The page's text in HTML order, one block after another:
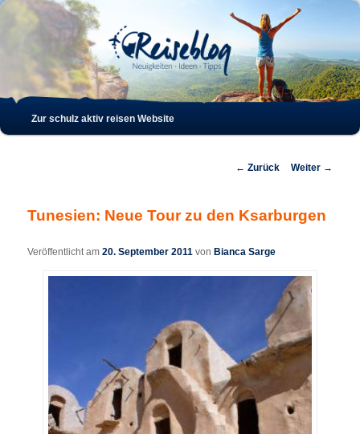
Hauptmenü
Zum
Zum
Zur schulz aktiv reisen Website
Beitrags-
← Zurück Weiter →
Tunesien: Neue Tour zu den Ksarburgen
Veröffentlicht am20. September 2011 von Bianca Sarge